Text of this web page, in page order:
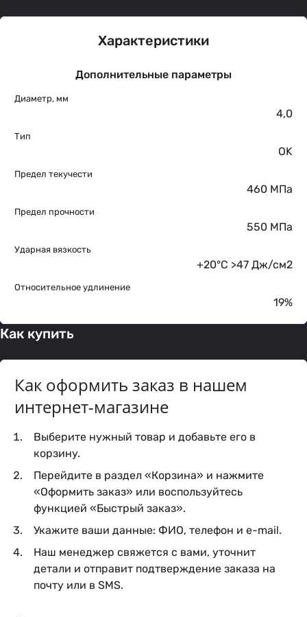
Характеристики
Дополнительные параметры
Диаметр, мм
4,0
Тип
OK
Предел текучести
460 МПа
Предел прочности
550 МПа
Ударная вязкость
+20°C >47 Дж/см2
Относительное удлинение
19%
Как купить
Как оформить заказ в нашем
интернет-магазине
Выберите нужный товар и добавьте его в
корзину.
Перейдите в раздел «Корзина» и нажмите
«Оформить заказ» или воспользуйтесь
функцией «Быстрый заказ».
Укажите ваши данные: ФИО, телефон и e-mail.
Наш менеджер свяжется с вами, уточнит
детали и отправит подтверждение заказа на
почту или в SMS.